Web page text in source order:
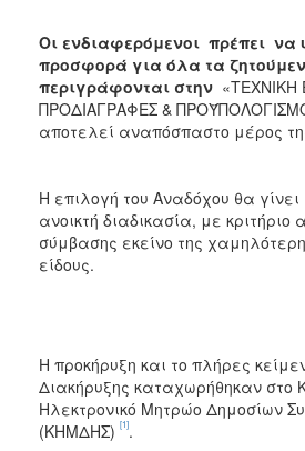
Οι ενδιαφερόμενοι πρέπει
προσφορά για όλα τα
περιγράφονται στην «ΤΕΧΝΙΚΗ
ΠΡΟΔΙΑΓΡΑΦΕΣ &
αποτελεί αναπόσπαστο μέρος
Η επιλογή του Αναδόχου θα γίνει
ανοικτή διαδικασία, με κριτήριο
σύμβασης εκείνο της
είδους.
Η προκήρυξη και το πλήρες
Διακήρυξης καταχωρήθηκαν στο
Ηλεκτρονικό Μητρώο Δημοσίων
(ΚΗΜΔΗΣ) [1].